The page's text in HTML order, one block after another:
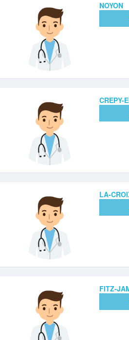
NOYON
CREPY-
LA-
FITZ-